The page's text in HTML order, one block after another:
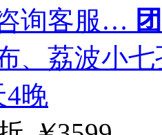
询客服…
、荔波小
4晚